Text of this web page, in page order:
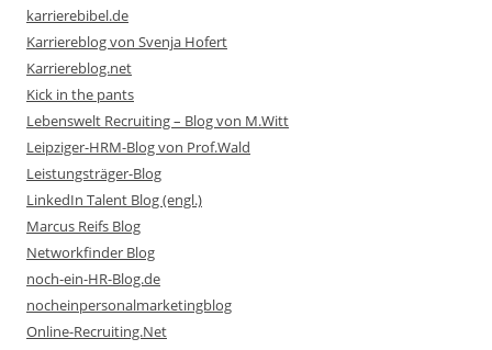
karrierebibel.de
Karriereblog von Svenja Hofert
Karriereblog.net
Kick in the pants
Lebenswelt Recruiting – Blog von M.Witt
Leipziger-HRM-Blog von Prof.Wald
Leistungsträger-Blog
LinkedIn Talent Blog (engl.)
Marcus Reifs Blog
Networkfinder Blog
noch-ein-HR-Blog.de
nocheinpersonalmarketingblog
Online-Recruiting.Net